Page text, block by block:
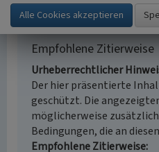
Empfohlene Zitierweise
Urheberrechtlicher
Der hier präsentierte
geschützt. Die
möglicherweise
Bedingungen, die an
Empfohlene Zitierweise